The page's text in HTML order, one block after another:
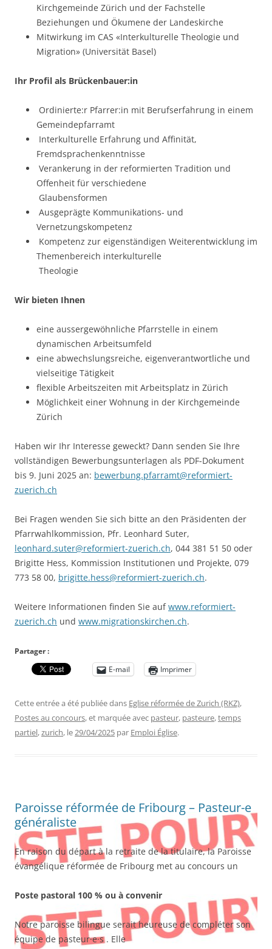
Kirchgemeinde Zürich und der Fachstelle
Beziehungen und Ökumene der Landeskirche
Mitwirkung im CAS «Interkulturelle Theologie und
Migration» (Universität Basel)
Ihr Profil als Brückenbauer:in
Ordinierte:r Pfarrer:in mit Berufserfahrung in einem
Gemeindepfarramt
Interkulturelle Erfahrung und Affinität,
Fremdsprachenkenntnisse
Verankerung in der reformierten Tradition und
Offenheit für verschiedene
Glaubensformen
Ausgeprägte Kommunikations- und
Vernetzungskompetenz
Kompetenz zur eigenständigen Weiterentwicklung im
Themenbereich interkulturelle
Theologie
Wir bieten Ihnen
eine aussergewöhnliche Pfarrstelle in einem
dynamischen Arbeitsumfeld
eine abwechslungsreiche, eigenverantwortliche und
vielseitige Tätigkeit
flexible Arbeitszeiten mit Arbeitsplatz in Zürich
Möglichkeit einer Wohnung in der Kirchgemeinde
Zürich
Haben wir Ihr Interesse geweckt? Dann senden Sie Ihre
vollständigen Bewerbungsunterlagen als PDF-Dokument
bis 9. Juni 2025 an: bewerbung.pfarramt@reformiert-
zuerich.ch
Bei Fragen wenden Sie sich bitte an den Präsidenten der
Pfarrwahlkommission, Pfr. Leonhard Suter,
leonhard.suter@reformiert-zuerich.ch, 044 381 51 50 oder
Brigitte Hess, Kommission Institutionen und Projekte, 079
773 58 00, brigitte.hess@reformiert-zuerich.ch.
Weitere Informationen finden Sie aufwww.reformiert-
zuerich.ch und www.migrationskirchen.ch.
Partager :
E-mail
Imprimer
Cette entrée a été publiée dans Eglise réformée de Zurich (RKZ),
Postes au concours, et marquée avec pasteur, pasteure,temps
partiel,zurich, le29/04/2025 par Emploi Église.
Paroisse réformée de Fribourg – Pasteur-e
généraliste
En raison du départ à la retraite de la titulaire, la Paroisse
évangélique réformée de Fribourg met au concours un
Poste pastoral 100 % ou à convenir
Notre paroisse bilingue serait heureuse de compléter son
équipe de pasteur·e·s . Elle